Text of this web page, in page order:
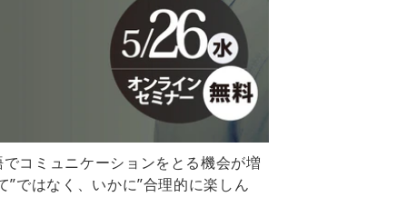
コミュニケーションをとる機会が増
ではなく、いかに”合理的に楽しん